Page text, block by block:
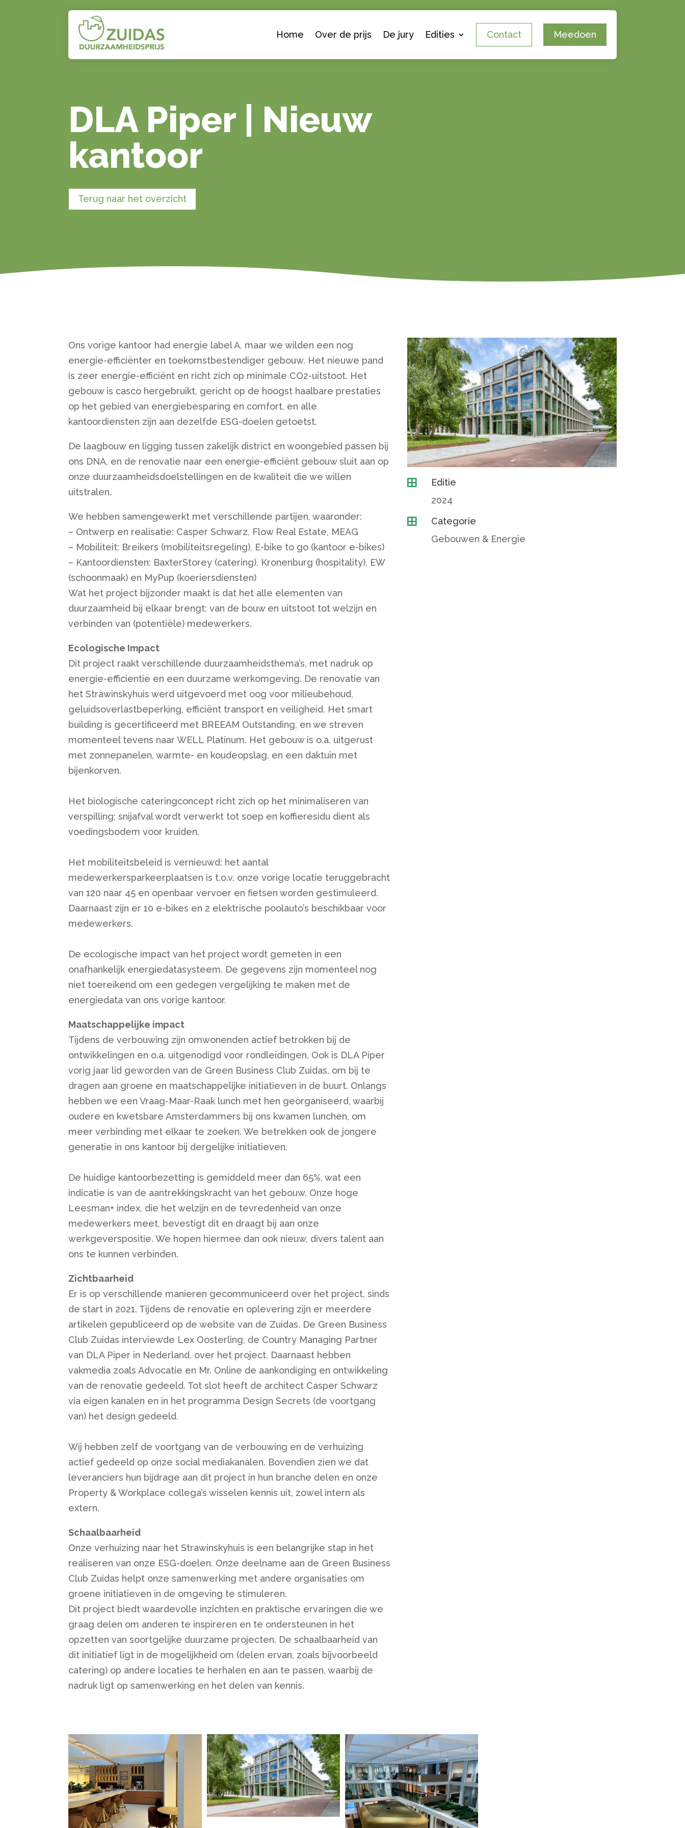
Home Over de prijs De jury Edities Contact Meedoen
DLA Piper | Nieuw
kantoor
Terug naar het overzicht
Ons vorige kantoor had energie label A, maar we wilden een nog
energie-efficiënter en toekomstbestendiger gebouw. Het nieuwe pand
is zeer energie-efficiënt en richt zich op minimale CO2-uitstoot. Het
gebouw is casco hergebruikt, gericht op de hoogst haalbare prestaties
op het gebied van energiebesparing en comfort, en alle
kantoordiensten zijn aan dezelfde ESG-doelen getoetst.
De laagbouw en ligging tussen zakelijk district en woongebied passen bij
ons DNA, en de renovatie naar een energie-efficiënt gebouw sluit aan op
onze duurzaamheidsdoelstellingen en de kwaliteit die we willen
uitstralen.
We hebben samengewerkt met verschillende partijen, waaronder:
– Ontwerp en realisatie: Casper Schwarz, Flow Real Estate, MEAG
– Mobiliteit: Breikers (mobiliteitsregeling), E-bike to go (kantoor e-bikes)
– Kantoordiensten: BaxterStorey (catering), Kronenburg (hospitality), EW
(schoonmaak) en MyPup (koeriersdiensten)
Wat het project bijzonder maakt is dat het alle elementen van
duurzaamheid bij elkaar brengt: van de bouw en uitstoot tot welzijn en
verbinden van (potentiële) medewerkers.
Ecologische Impact
Dit project raakt verschillende duurzaamheidsthema’s, met nadruk op
energie-efficientie en een duurzame werkomgeving. De renovatie van
het Strawinskyhuis werd uitgevoerd met oog voor milieubehoud,
geluidsoverlastbeperking, efficiënt transport en veiligheid. Het smart
building is gecertificeerd met BREEAM Outstanding, en we streven
momenteel tevens naar WELL Platinum. Het gebouw is o.a. uitgerust
met zonnepanelen, warmte- en koudeopslag, en een daktuin met
bijenkorven.
Het biologische cateringconcept richt zich op het minimaliseren van
verspilling; snijafval wordt verwerkt tot soep en koffieresidu dient als
voedingsbodem voor kruiden.
Het mobiliteitsbeleid is vernieuwd: het aantal
medewerkersparkeerplaatsen is t.o.v. onze vorige locatie teruggebracht
van 120 naar 45 en openbaar vervoer en fietsen worden gestimuleerd.
Daarnaast zijn er 10 e-bikes en 2 elektrische poolauto’s beschikbaar voor
medewerkers.
De ecologische impact van het project wordt gemeten in een
onafhankelijk energiedatasysteem. De gegevens zijn momenteel nog
niet toereikend om een gedegen vergelijking te maken met de
energiedata van ons vorige kantoor.
Maatschappelijke impact
Tijdens de verbouwing zijn omwonenden actief betrokken bij de
ontwikkelingen en o.a. uitgenodigd voor rondleidingen. Ook is DLA Piper
vorig jaar lid geworden van de Green Business Club Zuidas, om bij te
dragen aan groene en maatschappelijke initiatieven in de buurt. Onlangs
hebben we een Vraag-Maar-Raak lunch met hen georganiseerd, waarbij
oudere en kwetsbare Amsterdammers bij ons kwamen lunchen, om
meer verbinding met elkaar te zoeken. We betrekken ook de jongere
generatie in ons kantoor bij dergelijke initiatieven.
De huidige kantoorbezetting is gemiddeld meer dan 65%, wat een
indicatie is van de aantrekkingskracht van het gebouw. Onze hoge
Leesman+ index, die het welzijn en de tevredenheid van onze
medewerkers meet, bevestigt dit en draagt bij aan onze
werkgeverspositie. We hopen hiermee dan ook nieuw, divers talent aan
ons te kunnen verbinden.
Zichtbaarheid
Er is op verschillende manieren gecommuniceerd over het project, sinds
de start in 2021. Tijdens de renovatie en oplevering zijn er meerdere
artikelen gepubliceerd op de website van de Zuidas. De Green Business
Club Zuidas interviewde Lex Oosterling, de Country Managing Partner
van DLA Piper in Nederland, over het project. Daarnaast hebben
vakmedia zoals Advocatie en Mr. Online de aankondiging en ontwikkeling
van de renovatie gedeeld. Tot slot heeft de architect Casper Schwarz
via eigen kanalen en in het programma Design Secrets (de voortgang
van) het design gedeeld.
Wij hebben zelf de voortgang van de verbouwing en de verhuizing
actief gedeeld op onze social mediakanalen. Bovendien zien we dat
leveranciers hun bijdrage aan dit project in hun branche delen en onze
Property & Workplace collega’s wisselen kennis uit, zowel intern als
extern.
Schaalbaarheid
Onze verhuizing naar het Strawinskyhuis is een belangrijke stap in het
realiseren van onze ESG-doelen. Onze deelname aan de Green Business
Club Zuidas helpt onze samenwerking met andere organisaties om
groene initiatieven in de omgeving te stimuleren.
Dit project biedt waardevolle inzichten en praktische ervaringen die we
graag delen om anderen te inspireren en te ondersteunen in het
opzetten van soortgelijke duurzame projecten. De schaalbaarheid van
dit initiatief ligt in de mogelijkheid om (delen ervan, zoals bijvoorbeeld
catering) op andere locaties te herhalen en aan te passen, waarbij de
nadruk ligt op samenwerking en het delen van kennis.

Editie
2024

Categorie
Gebouwen & Energie